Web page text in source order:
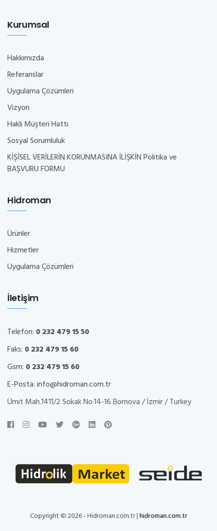
Kurumsal
Hakkımızda
Referanslar
Uygulama Çözümleri
Vizyon
Haklı Müşteri Hattı
Sosyal Sorumluluk
KİŞİSEL VERİLERİN KORUNMASINA İLİŞKİN Politika ve
BAŞVURU FORMU
Hidroman
Ürünler
Hizmetler
Uygulama Çözümleri
İletişim
Telefon: 0 232 479 15 50
Faks: 0 232 479 15 60
Gsm: 0 232 479 15 60
E-Posta:info@hidroman.com.tr
Ümit Mah.1411/2 Sokak No:14-16 Bornova / İzmir / Turkey
Copyright © 2026 - Hidroman.com.tr |hidroman.com.tr